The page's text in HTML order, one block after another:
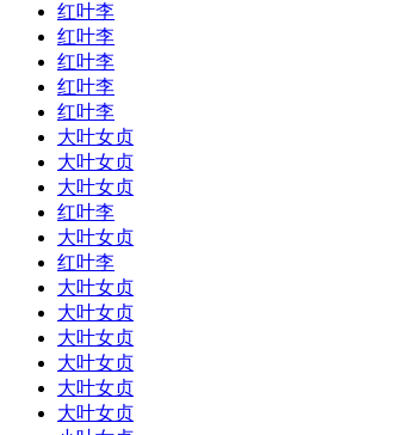
红叶李
红叶李
红叶李
红叶李
红叶李
大叶女贞
大叶女贞
大叶女贞
红叶李
大叶女贞
红叶李
大叶女贞
大叶女贞
大叶女贞
大叶女贞
大叶女贞
大叶女贞